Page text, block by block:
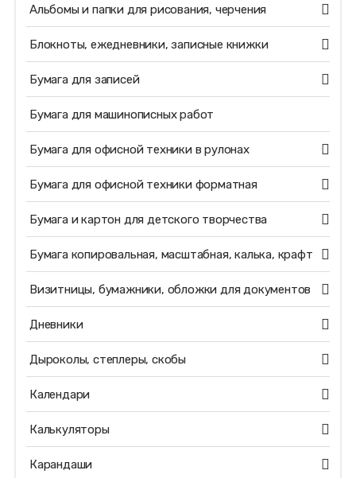
Альбомы и папки для рисования, черчения
Блокноты, ежедневники, записные книжки
Бумага для записей
Бумага для машинописных работ
Бумага для офисной техники в рулонах
Бумага для офисной техники форматная
Бумага и картон для детского творчества
Бумага копировальная, масштабная, калька, крафт
Визитницы, бумажники, обложки для документов
Дневники
Дыроколы, степлеры, скобы
Календари
Калькуляторы
Карандаши